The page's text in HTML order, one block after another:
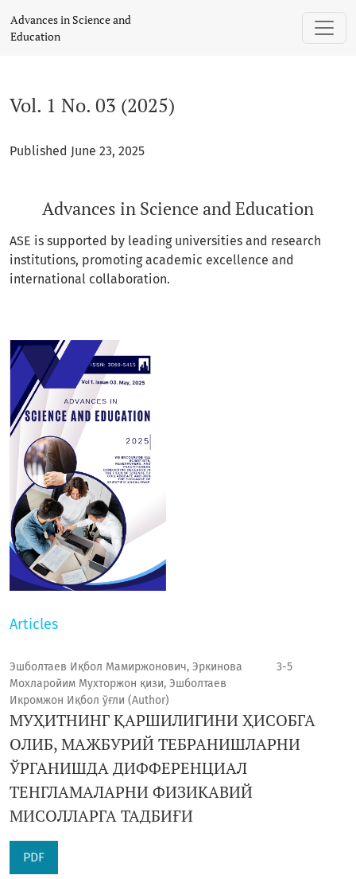
Vol. 1 No. 03 (2025): Advances in Science and Education
Advances in Science and
Education
Vol. 1 No. 03 (2025)
Published June 23, 2025
Advances in Science and Education
ASE is supported by leading universities and research
institutions, promoting academic excellence and
international collaboration.
Articles
Эшболтаев Иқбол Мамиржонович, Эркинова
Мохларойим Мухторжон қизи, Эшболтаев
Икромжон Иқбол ўғли (Author)
3-5
МУҲИТНИНГ ҚАРШИЛИГИНИ ҲИСОБГА
ОЛИБ, МАЖБУРИЙ ТЕБРАНИШЛАРНИ
ЎРГАНИШДА ДИФФЕРЕНЦИАЛ
ТЕНГЛАМАЛАРНИ ФИЗИКАВИЙ
МИСОЛЛАРГА ТАДБИҒИ
PDF